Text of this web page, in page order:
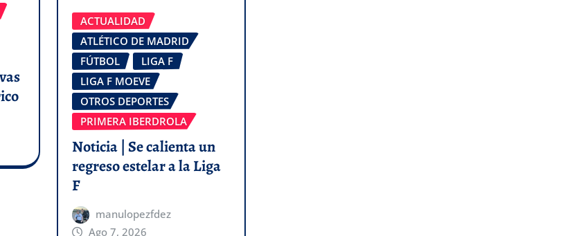
ACTUALIDAD
ATLÉTICO DE MADRID
FÚTBOL
LIGA F
LIGA F MOEVE
OTROS DEPORTES
PRIMERA IBERDROLA
Noticia | Se calienta un
regreso estelar a la Liga
F
manulopezfdez
Ago 7, 2026